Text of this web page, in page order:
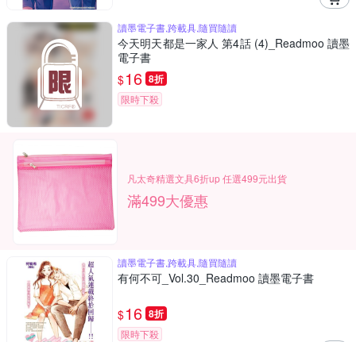
讀墨電子書,跨載具,隨買隨讀
今天明天都是一家人 第4話 (4)_Readmoo 讀墨
電子書
$16 8折
限時下殺
凡太奇精選文具6折up 任選499元出貨
滿499大優惠
讀墨電子書,跨載具,隨買隨讀
有何不可_Vol.30_Readmoo 讀墨電子書
$16 8折
限時下殺